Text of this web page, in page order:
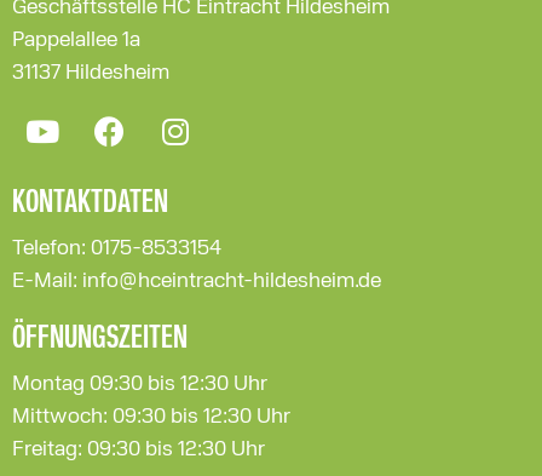
Geschäftsstelle HC Eintracht Hildesheim
Pappelallee 1a
31137 Hildesheim
KONTAKTDATEN
Telefon: 0175-8533154
E-Mail: info@hceintracht-hildesheim.de
ÖFFNUNGSZEITEN
Montag 09:30 bis 12:30 Uhr
Mittwoch: 09:30 bis 12:30 Uhr
Freitag: 09:30 bis 12:30 Uhr